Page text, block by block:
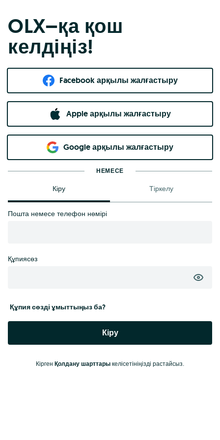
OLX–қа қош
келдіңіз!
Facebook арқылы жалғастыру
Apple арқылы жалғастыру
Google арқылы жалғастыру
НЕМЕСЕ
Кіру Тіркелу
Пошта немесе телефон нөмірі
Құпиясөз
Құпия сөзді ұмыттыңыз ба?
Кіру
Кірген Қолдану шарттары келісетініңізді растайсыз.